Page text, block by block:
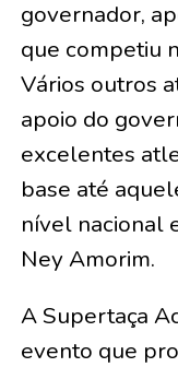
governador,
que competiu
Vários outros
apoio do
excelentes
base até
nível nacional
Ney Amorim.
A Supertaça
evento que